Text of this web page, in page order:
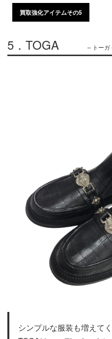
買取強化アイテムその5
5．TOGA – トーガ
シンプルな服装も増えて